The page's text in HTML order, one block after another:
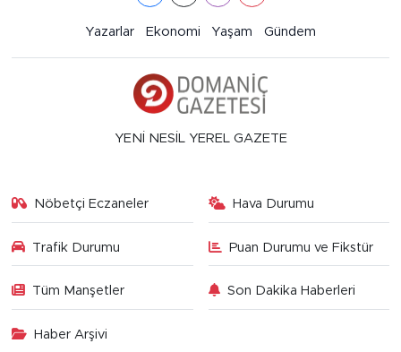
Yazarlar Ekonomi Yaşam Gündem
YENİ NESİL YEREL GAZETE
Nöbetçi Eczaneler Hava Durumu
Trafik Durumu Puan Durumu ve Fikstür
Tüm Manşetler Son Dakika Haberleri
Haber Arşivi